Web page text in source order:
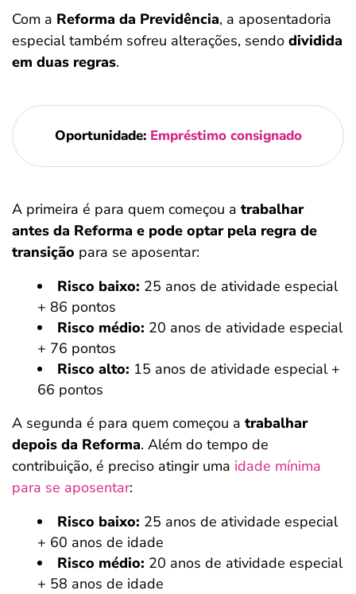
Com a Reforma da Previdência, a aposentadoria
especial também sofreu alterações, sendo dividida
em duas regras.
Oportunidade: Empréstimo consignado
A primeira é para quem começou a trabalhar
antes da Reforma e pode optar pela regra de
transição para se aposentar:
Risco baixo: 25 anos de atividade especial
+ 86 pontos
Risco médio: 20 anos de atividade especial
+ 76 pontos
Risco alto: 15 anos de atividade especial +
66 pontos
A segunda é para quem começou a trabalhar
depois da Reforma. Além do tempo de
contribuição, é preciso atingir uma idade mínima
para se aposentar:
Risco baixo: 25 anos de atividade especial
+ 60 anos de idade
Risco médio: 20 anos de atividade especial
+ 58 anos de idade